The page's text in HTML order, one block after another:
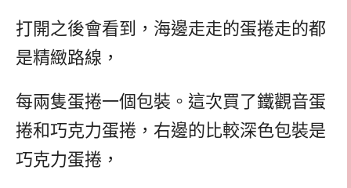
打開之後會看到，海邊走走的蛋捲走的都
是精緻路線，
每兩隻蛋捲一個包裝。這次買了鐵觀音蛋
捲和巧克力蛋捲，右邊的比較深色包裝是
巧克力蛋捲，